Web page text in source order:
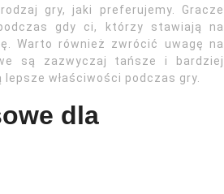
gry, jaki preferujemy. Gracze
gdy ci, którzy stawiają na
Warto również zwrócić uwagę na
są zazwyczaj tańsze i bardziej
właściwości podczas gry.
dla